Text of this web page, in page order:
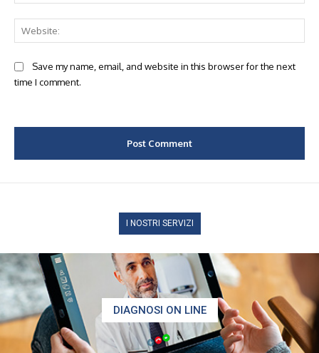
Save my name, email, and website in this browser for the next
time I comment.
I NOSTRI SERVIZI
DIAGNOSI ON LINE